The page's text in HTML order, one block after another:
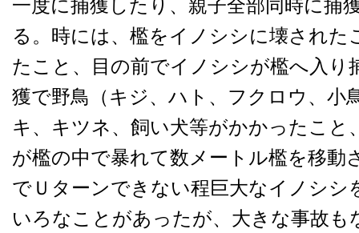
一度に捕獲したり、親子全部同時に捕
る。時には、檻をイノシシに壊された
たこと、目の前でイノシシが檻へ入り
獲で野鳥（キジ、ハト、フクロウ、小
キ、キツネ、飼い犬等がかかったこと
が檻の中で暴れて数メートル檻を移動
でＵターンできない程巨大なイノシシ
いろなことがあったが、大きな事故も